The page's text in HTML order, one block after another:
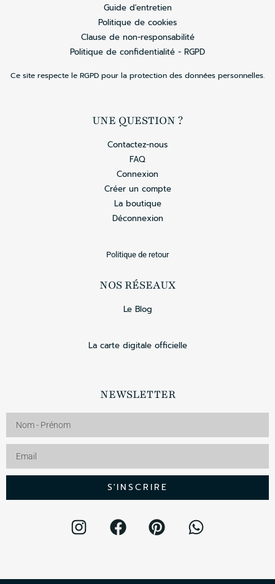
Guide d'entretien
Politique de cookies
Clause de non-responsabilité
Politique de confidentialité - RGPD
Ce site respecte le RGPD pour la protection des données personnelles.
UNE QUESTION ?
Contactez-nous
FAQ
Connexion
Créer un compte
La boutique
Déconnexion
Politique de retour
NOS RÉSEAUX
Le Blog
La carte digitale officielle
NEWSLETTER
S'INSCRIRE